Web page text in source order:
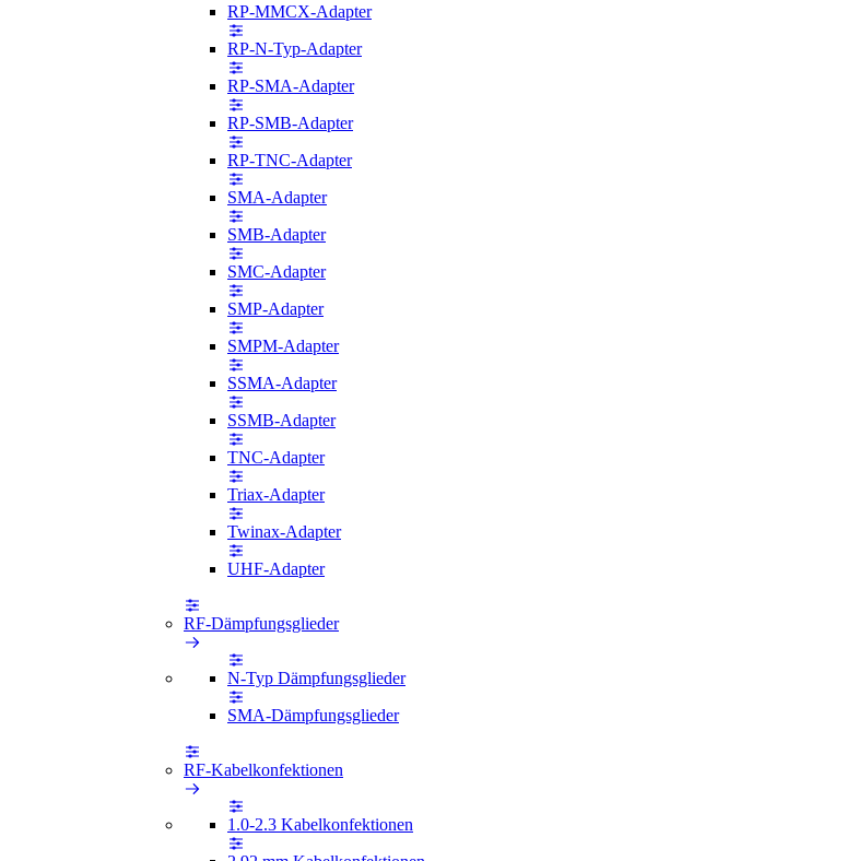
RP-MMCX-Adapter
RP-N-Typ-Adapter
RP-SMA-Adapter
RP-SMB-Adapter
RP-TNC-Adapter
SMA-Adapter
SMB-Adapter
SMC-Adapter
SMP-Adapter
SMPM-Adapter
SSMA-Adapter
SSMB-Adapter
TNC-Adapter
Triax-Adapter
Twinax-Adapter
UHF-Adapter
RF-Dämpfungsglieder
N-Typ Dämpfungsglieder
SMA-Dämpfungsglieder
RF-Kabelkonfektionen
1.0-2.3 Kabelkonfektionen